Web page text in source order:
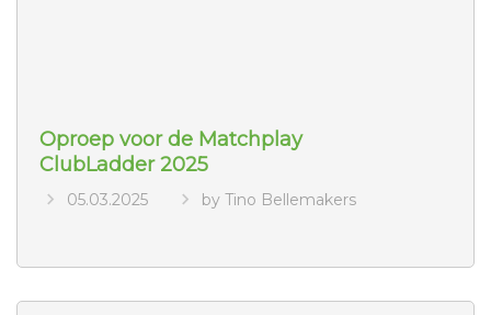
Oproep voor de Matchplay
ClubLadder 2025
05.03.2025 by Tino Bellemakers